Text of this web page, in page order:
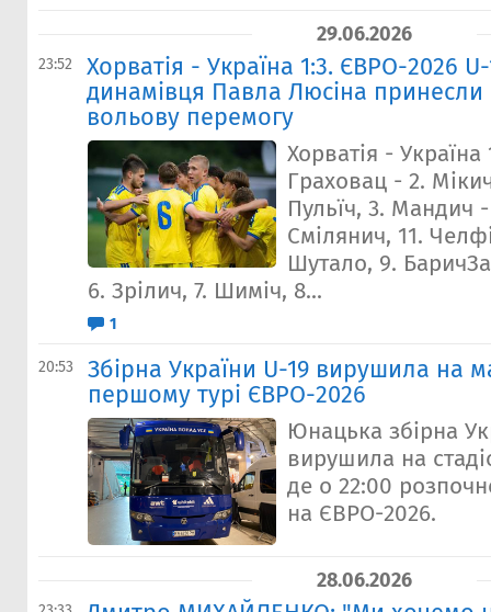
29.06.2026
23:52
Хорватія - Україна 1:3. ЄВРО-2026
динамівця Павла Люсіна принесли
вольову перемогу
Хорватія - Україна
Граховац - 2.
Пульїч, 3. Мандич
Смілянич, 11.
Шутало, 9.
6. Зрілич, 7. Шиміч, 8...
1
20:53
Збірна України U-19 вирушила на
першому турі ЄВРО-2026
Юнацька збірна
вирушила на
де о 22:00
на ЄВРО-2026.
28.06.2026